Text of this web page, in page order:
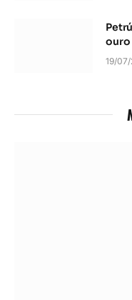
ouro
19/